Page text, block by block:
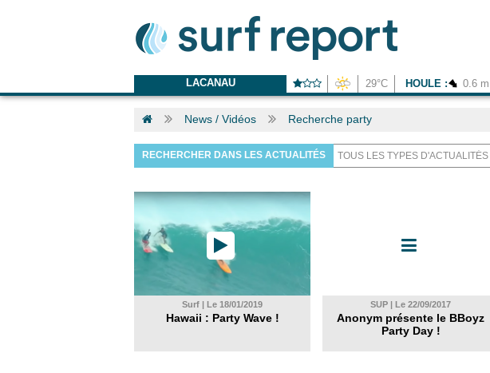
LACANAU 29°C HOULE : 0.6 m
News / Vidéos Recherche party
RECHERCHER DANS LES ACTUALITÉS
Surf | Le 18/01/2019
Hawaii : Party Wave !
SUP | Le 22/09/2017
Anonym présente le BBoyz
Party Day !